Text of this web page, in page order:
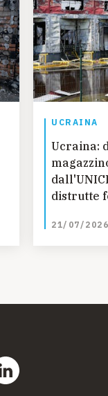
UCRAINA
Ucraina:
distrutte
21/07/2026